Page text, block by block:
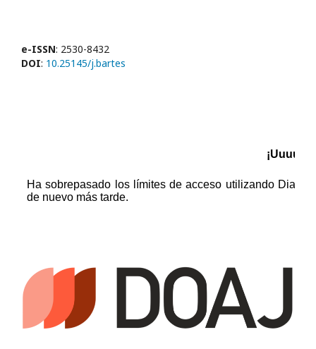
e-ISSN: 2530-8432
DOI: 10.25145/j.bartes